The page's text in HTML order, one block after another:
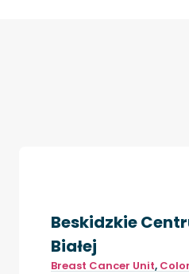
Beskidzkie
Białej
Breast Cancer Unit,